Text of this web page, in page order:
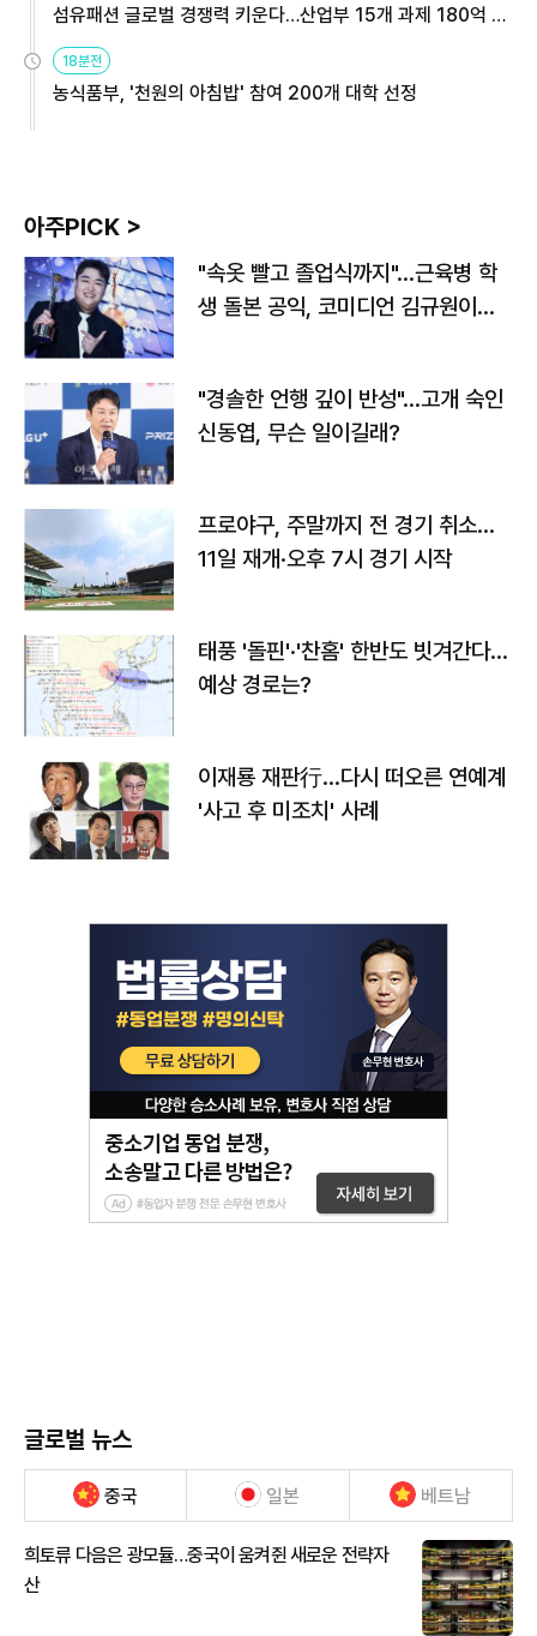
섬유패션 글로벌 경쟁력 키운다…산업부 15개 과제 180억 지
18분전
농식품부, '천원의 아침밥' 참여 200개 대학 선정
아주PICK >
"속옷 빨고 졸업식까지"…근육병 학
생 돌본 공익, 코미디언 김규원이었
"경솔한 언행 깊이 반성"…고개 숙인
신동엽, 무슨 일이길래?
프로야구, 주말까지 전 경기 취소…
11일 재개·오후 7시 경기 시작
태풍 '돌핀'·'찬홈' 한반도 빗겨간다…
예상 경로는?
이재룡 재판行…다시 떠오른 연예계
'사고 후 미조치' 사례
글로벌 뉴스
중국 일본 베트남
희토류 다음은 광모듈…중국이 움켜쥔 새로운 전략자
산